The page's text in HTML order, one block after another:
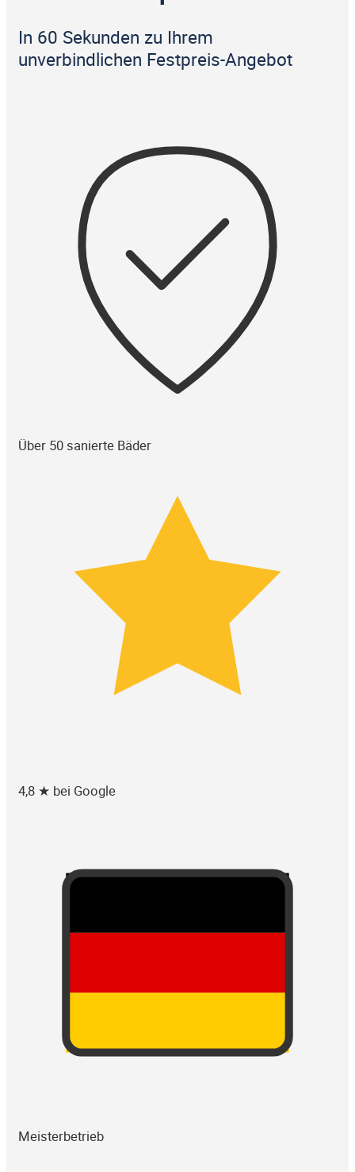
In 60 Sekunden zu Ihrem
unverbindlichen Festpreis-Angebot
Über 50 sanierte Bäder
4,8 ★ bei Google
Meisterbetrieb